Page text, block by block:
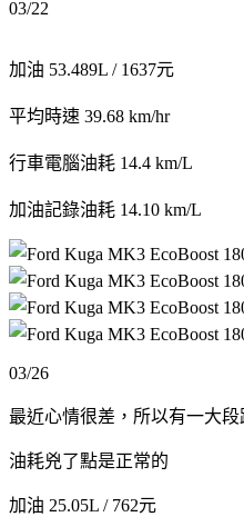
03/22
加油 53.489L / 1637元
平均時速 39.68 km/hr
行車電腦油耗 14.4 km/L
加油記錄油耗 14.10 km/L
03/26
最近心情很差，所以有一大
油耗兇了點是正常的
加油 25.05L / 762元